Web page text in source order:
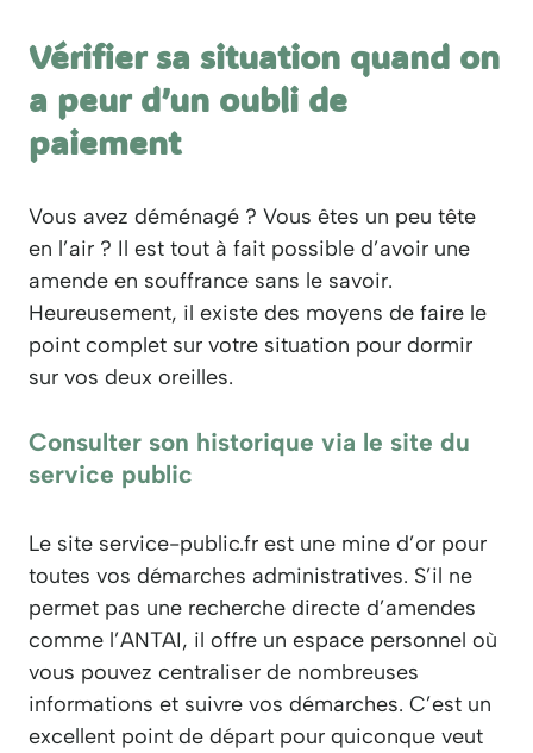
Vérifier sa situation quand on
a peur d’un oubli de
paiement
Vous avez déménagé ? Vous êtes un peu tête
en l’air ? Il est tout à fait possible d’avoir une
amende en souffrance sans le savoir.
Heureusement, il existe des moyens de faire le
point complet sur votre situation pour dormir
sur vos deux oreilles.
Consulter son historique via le site du
service public
Le site service-public.fr est une mine d’or pour
toutes vos démarches administratives. S’il ne
permet pas une recherche directe d’amendes
comme l’ANTAI, il offre un espace personnel où
vous pouvez centraliser de nombreuses
informations et suivre vos démarches. C’est un
excellent point de départ pour quiconque veut